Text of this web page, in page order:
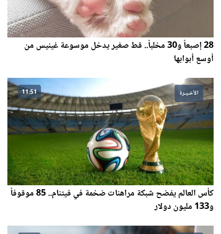
28 إصبعاً و30 مخلباً.. قط صغير يدخل موسوعة غينيس من
أوسع أبوابها
الأخـيـرة 11:51
كأس العالم يفضح شبكة مراهنات ضخمة في فيتنام.. 85 موقوفاً
و133 مليون دولار